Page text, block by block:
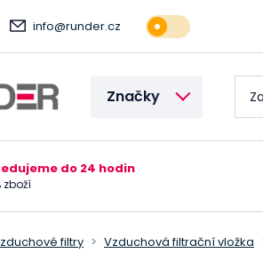
info@runder.cz
Značky
do 24 hodin
zboží
filtry Vzduchová filtrační vložka